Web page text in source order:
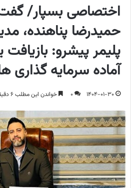
اختصاصی بسپار/ گفت
حمیدرضا پناهنده،
پلیمر پیشرو:
آماده سرمایه
1404-01-30
0 خواندن این مطلب 6 دقیقه زمان میبرد